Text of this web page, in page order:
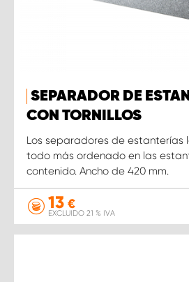
SEPARADOR DE
CON TORNILLOS
Los separadores de estanterías
todo más ordenado en las
contenido. Ancho de 420 mm.
13 €
EXCLUIDO 21 % IVA